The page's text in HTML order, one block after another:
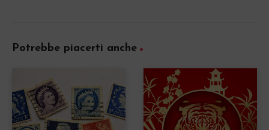
Potrebbe piacerti anche